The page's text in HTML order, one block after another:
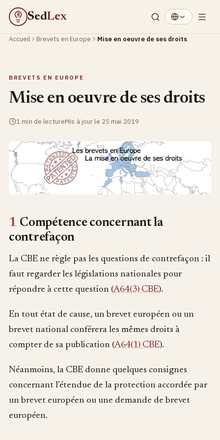
§ SedLex
Accueil Brevets en Europe Mise en oeuvre de ses droits
BREVETS EN EUROPE
Mise en oeuvre de ses droits
1 min de lectureMis à jour le 25 mai 2019
1 Compétence concernant la
contrefaçon
La CBE ne règle pas les questions de contrefaçon : il
faut regarder les législations nationales pour
répondre à cette question (A64(3) CBE).
En tout état de cause, un brevet européen ou un
brevet national conférera les mêmes droits à
compter de sa publication (A64(1) CBE).
Néanmoins, la CBE donne quelques consignes
concernant l’étendue de la protection accordée par
un brevet européen ou une demande de brevet
européen.